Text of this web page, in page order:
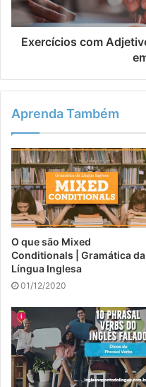
Exercícios com
Aprenda Também
O que são Mixed
Conditionals | Gramática da
Língua Inglesa
01/12/2020